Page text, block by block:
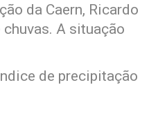
da Caern, Ricardo
A situação
de precipitação